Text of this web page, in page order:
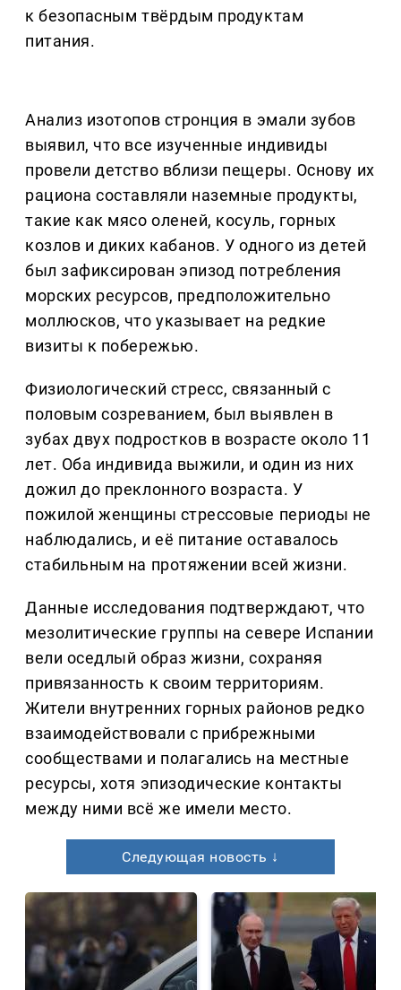
к безопасным твёрдым продуктам
питания.
Анализ изотопов стронция в эмали зубов
выявил, что все изученные индивиды
провели детство вблизи пещеры. Основу их
рациона составляли наземные продукты,
такие как мясо оленей, косуль, горных
козлов и диких кабанов. У одного из детей
был зафиксирован эпизод потребления
морских ресурсов, предположительно
моллюсков, что указывает на редкие
визиты к побережью.
Физиологический стресс, связанный с
половым созреванием, был выявлен в
зубах двух подростков в возрасте около 11
лет. Оба индивида выжили, и один из них
дожил до преклонного возраста. У
пожилой женщины стрессовые периоды не
наблюдались, и её питание оставалось
стабильным на протяжении всей жизни.
Данные исследования подтверждают, что
мезолитические группы на севере Испании
вели оседлый образ жизни, сохраняя
привязанность к своим территориям.
Жители внутренних горных районов редко
взаимодействовали с прибрежными
сообществами и полагались на местные
ресурсы, хотя эпизодические контакты
между ними всё же имели место.
Следующая новость ↓